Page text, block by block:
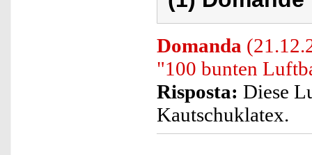
Domanda
"100 bunten
Risposta: Diese
Kautschuklatex.